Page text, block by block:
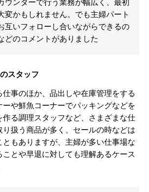
変かもしれません。でも主婦パート
互いフォローし合いながらできるの
どのコメントがありました
スタッフ
仕事のほか、品出しや在庫管理をする
や鮮魚コーナーでパッキングなどを
る調理スタッフなど、さまざまな仕
扱う商品が多く、セールの時などは
もありますが、主婦が多い仕事場な
とや早退に対しても理解あるケース